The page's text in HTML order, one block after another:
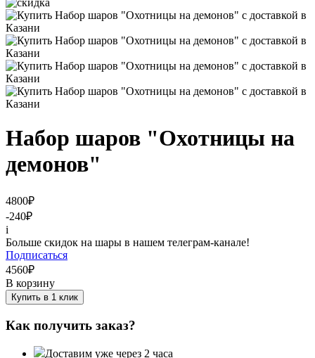
Набор шаров "Охотницы на
демонов"
4800₽
-240₽
i
Больше скидок на шары в нашем телеграм-канале!
Подписаться
4560₽
В корзину
Купить в 1 клик
Как получить заказ?
Доставим уже через 2 часа